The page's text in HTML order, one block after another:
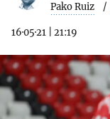
Pako Ruiz
16·05·21 21:19